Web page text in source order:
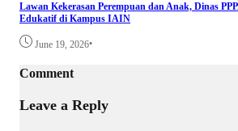
Lawan Kekerasan Perempuan dan Anak, Dinas
Edukatif di Kampus IAIN
June 19, 2026•
Comment
Leave a Reply